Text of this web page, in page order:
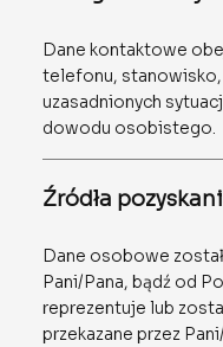
Dane kontaktowe
telefonu, stanowisko,
uzasadnionych
dowodu osobistego.
Źródła
Dane osobowe
Pani/Pana, bądź od
reprezentuje lub
przekazane przez